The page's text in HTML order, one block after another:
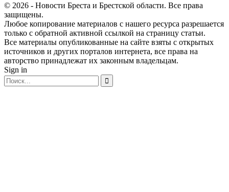
© 2026 - Новости Бреста и Брестской области. Все права
защищены.
Любое копирование материалов с нашего ресурса разрешается
только с обратной активной ссылкой на страницу статьи.
Все материалы опубликованные на сайте взяты с открытых
источников и других порталов интернета, все права на
авторство принадлежат их законным владельцам.
Sign in